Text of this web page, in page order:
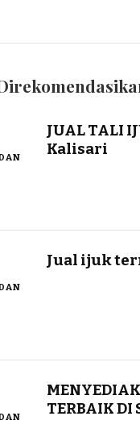
JUAL TALI
Kalisari
Jual ijuk
TERBAIK